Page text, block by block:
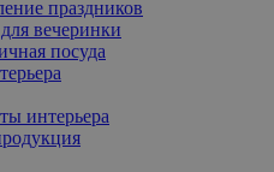
праздников
вечеринки
посуда
интерьера